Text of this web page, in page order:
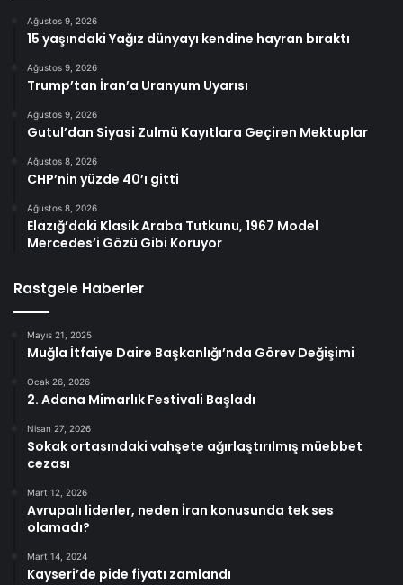
Ağustos 9, 2026
15 yaşındaki Yağız dünyayı kendine hayran bıraktı
Ağustos 9, 2026
Trump’tan İran’a Uranyum Uyarısı
Ağustos 9, 2026
Gutul’dan Siyasi Zulmü Kayıtlara Geçiren Mektuplar
Ağustos 8, 2026
CHP’nin yüzde 40’ı gitti
Ağustos 8, 2026
Elazığ’daki Klasik Araba Tutkunu, 1967 Model
Mercedes’i Gözü Gibi Koruyor
Rastgele Haberler
Mayıs 21, 2025
Muğla İtfaiye Daire Başkanlığı’nda Görev Değişimi
Ocak 26, 2026
2. Adana Mimarlık Festivali Başladı
Nisan 27, 2026
Sokak ortasındaki vahşete ağırlaştırılmış müebbet
cezası
Mart 12, 2026
Avrupalı liderler, neden İran konusunda tek ses
olamadı?
Mart 14, 2024
Kayseri’de pide fiyatı zamlandı